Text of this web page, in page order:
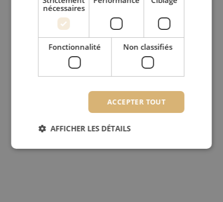
nécessaires
Fonctionnalité Non classifiés
ACCEPTER TOUT
AFFICHER LES DÉTAILS